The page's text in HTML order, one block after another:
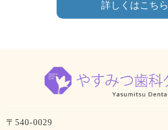
詳しくはこちら
〒540-0029